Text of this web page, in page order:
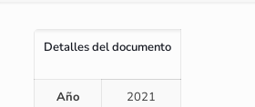
Detalles del documento
Año 2021